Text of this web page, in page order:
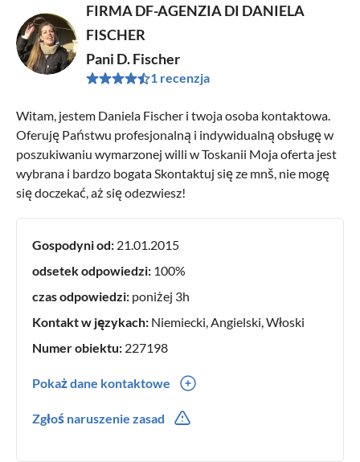
FIRMA DF-AGENZIA DI DANIELA
FISCHER
Pani D. Fischer
1 recenzja
Witam, jestem Daniela Fischer i twoja osoba kontaktowa.
Oferuję Państwu profesjonalną i indywidualną obsługę w
poszukiwaniu wymarzonej willi w Toskanii Moja oferta jest
wybrana i bardzo bogata Skontaktuj się ze mnš, nie mogę
się doczekać, aż się odezwiesz!
Gospodyni od: 21.01.2015
odsetek odpowiedzi: 100%
czas odpowiedzi: poniżej 3h
Kontakt w językach: Niemiecki, Angielski, Włoski
Numer obiektu: 227198
Pokaż dane kontaktowe
Zgłoś naruszenie zasad